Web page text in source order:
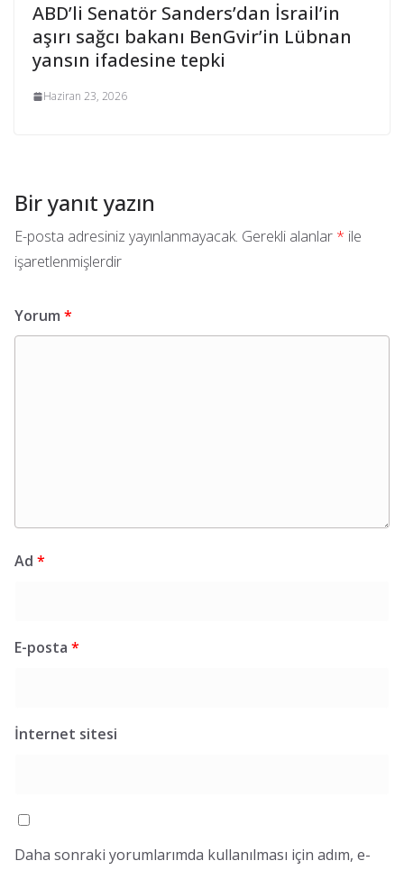
ABD’li Senatör Sanders’dan İsrail’in
aşırı sağcı bakanı BenGvir’in Lübnan
yansın ifadesine tepki
Haziran 23, 2026
Bir yanıt yazın
E-posta adresiniz yayınlanmayacak. Gerekli alanlar * ile
işaretlenmişlerdir
Yorum *
Ad *
E-posta *
İnternet sitesi
Daha sonraki yorumlarımda kullanılması için adım, e-